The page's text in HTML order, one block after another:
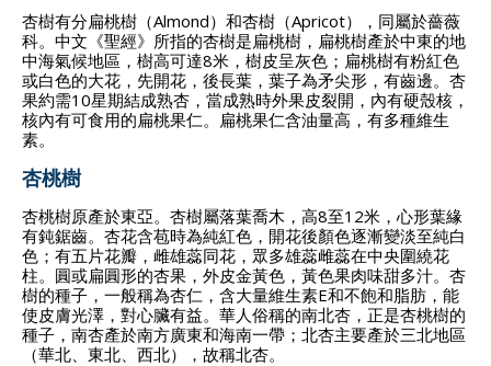
杏樹有分扁桃樹（Almond）和杏樹（Apricot），同屬於薔薇
科。中文《聖經》所指的杏樹是扁桃樹，扁桃樹產於中東的地
中海氣候地區，樹高可達8米，樹皮呈灰色；扁桃樹有粉紅色
或白色的大花，先開花，後長葉，葉子為矛尖形，有齒邊。杏
果約需10星期結成熟杏，當成熟時外果皮裂開，內有硬殼核，
核內有可食用的扁桃果仁。扁桃果仁含油量高，有多種維生
素。
杏桃樹
杏桃樹原產於東亞。杏樹屬落葉喬木，高8至12米，心形葉緣
有鈍鋸齒。杏花含苞時為純紅色，開花後顏色逐漸變淡至純白
色；有五片花瓣，雌雄蕊同花，眾多雄蕊雌蕊在中央圍繞花
柱。圓或扁圓形的杏果，外皮金黃色，黃色果肉味甜多汁。杏
樹的種子，一般稱為杏仁，含大量維生素E和不飽和脂肪，能
使皮膚光澤，對心臟有益。華人俗稱的南北杏，正是杏桃樹的
種子，南杏產於南方廣東和海南一帶；北杏主要產於三北地區
（華北、東北、西北），故稱北杏。